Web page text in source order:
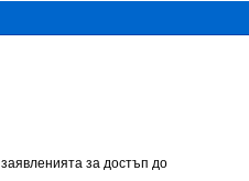
за достъп до